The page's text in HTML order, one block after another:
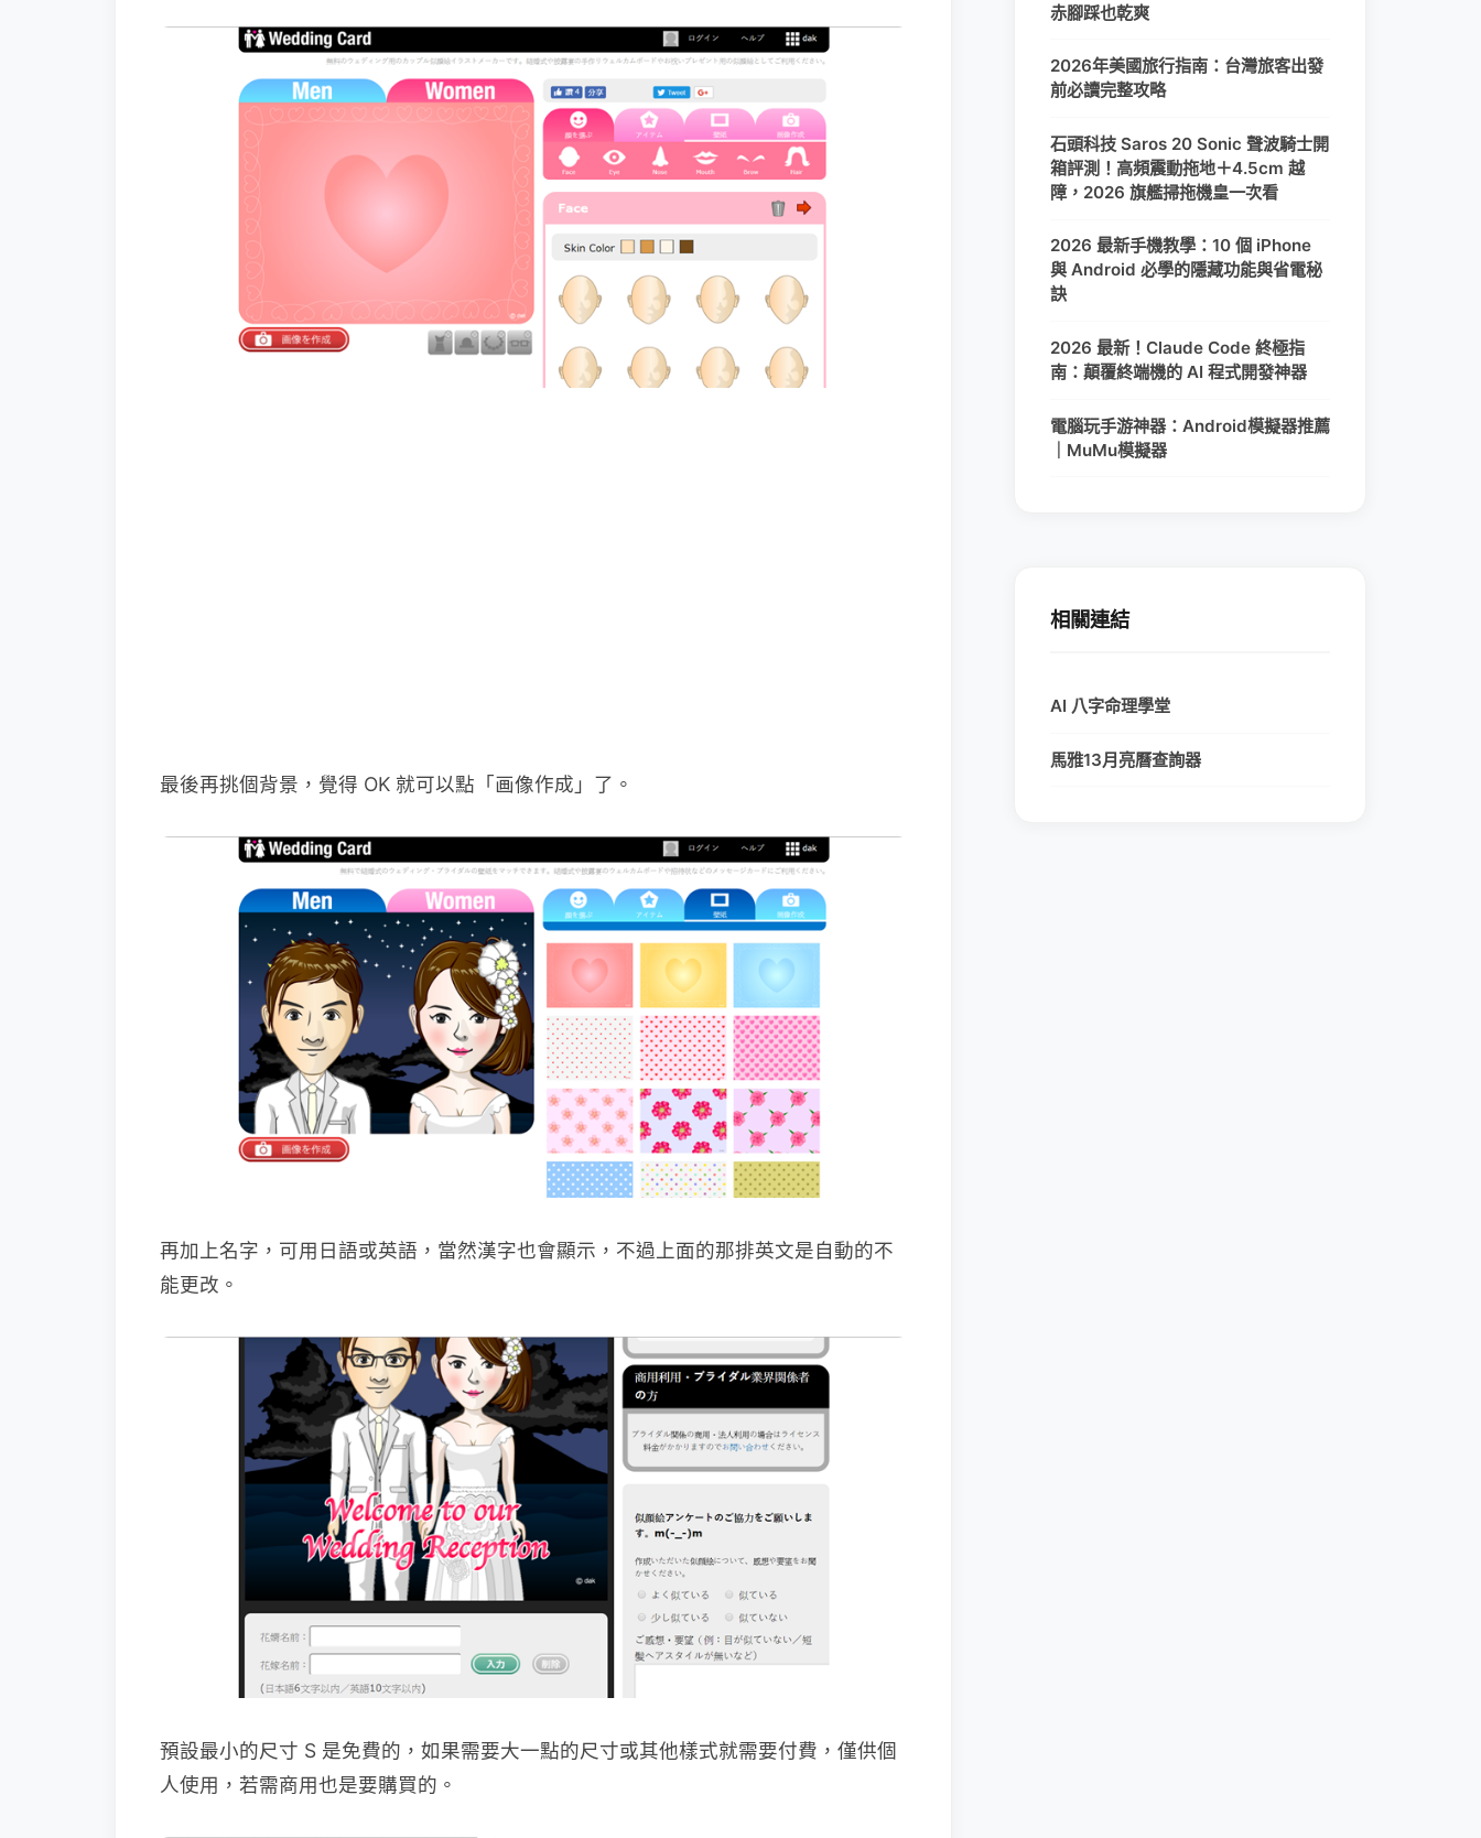
最後再挑個背景，覺得 OK 就可以點「画像作成」了。
再加上名字，可用日語或英語，當然漢字也會顯示，不過上面的那排英文是自動的不
能更改。
預設最小的尺寸 S 是免費的，如果需要大一點的尺寸或其他樣式就需要付費，僅供個
人使用，若需商用也是要購買的。
赤腳踩也乾爽
2026年美國旅行指南：台灣旅客出發
前必讀完整攻略
石頭科技 Saros 20 Sonic 聲波騎士開
箱評測！高頻震動拖地＋4.5cm 越
障，2026 旗艦掃拖機皇一次看
2026 最新手機教學：10 個 iPhone
與 Android 必學的隱藏功能與省電秘
訣
2026 最新！Claude Code 終極指
南：顛覆終端機的 AI 程式開發神器
電腦玩手游神器：Android模擬器推薦
｜MuMu模擬器
相關連結
AI 八字命理學堂
馬雅13月亮曆查詢器